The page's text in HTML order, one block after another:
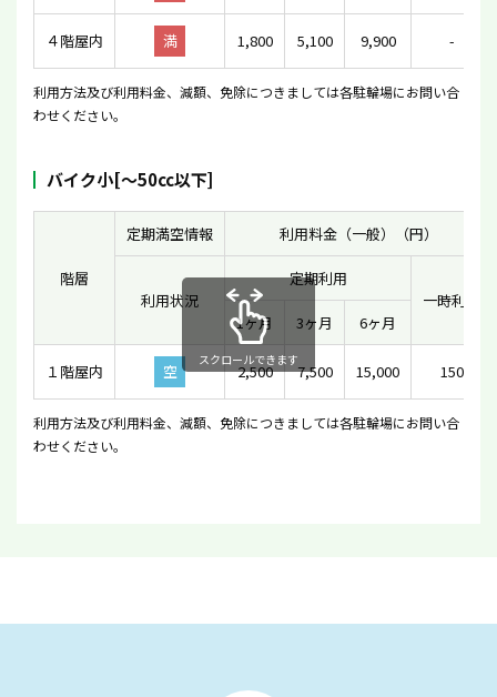
４階屋内 満 1,800 5,100 9,900 -
利用方法及び利用料金、減額、免除につきましては各駐輪場にお問い合
わせください。
バイク小[〜50cc以下]
階層
定期満空情報 利用料金（一般）（円）
利用状況
定期利用
一時利用
1ヶ月
3ヶ月 6ヶ月
１階屋内 空 2,500 7,500 15,000 150
スクロールできます
利用方法及び利用料金、減額、免除につきましては各駐輪場にお問い合
わせください。